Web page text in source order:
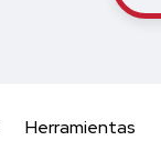
Herramientas